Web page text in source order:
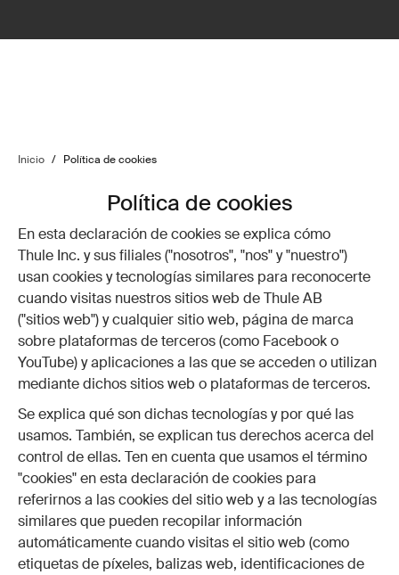
Inicio / Política de cookies
Política de cookies
En esta declaración de cookies se explica cómo
Thule Inc. y sus filiales ("nosotros", "nos" y "nuestro")
usan cookies y tecnologías similares para reconocerte
cuando visitas nuestros sitios web de Thule AB
("sitios web") y cualquier sitio web, página de marca
sobre plataformas de terceros (como Facebook o
YouTube) y aplicaciones a las que se acceden o utilizan
mediante dichos sitios web o plataformas de terceros.
Se explica qué son dichas tecnologías y por qué las
usamos. También, se explican tus derechos acerca del
control de ellas. Ten en cuenta que usamos el término
"cookies" en esta declaración de cookies para
referirnos a las cookies del sitio web y a las tecnologías
similares que pueden recopilar información
automáticamente cuando visitas el sitio web (como
etiquetas de píxeles, balizas web, identificaciones de